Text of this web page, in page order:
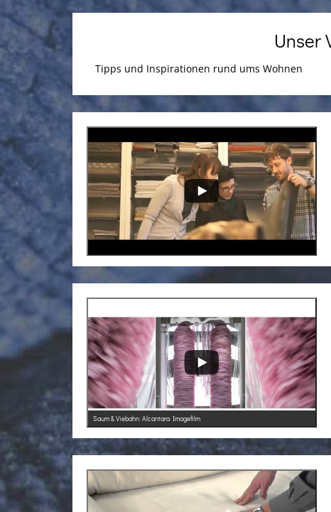
Unser
Tipps und Inspirationen rund ums Wohnen
Saum & Viebahn: Alcantara Imagefilm